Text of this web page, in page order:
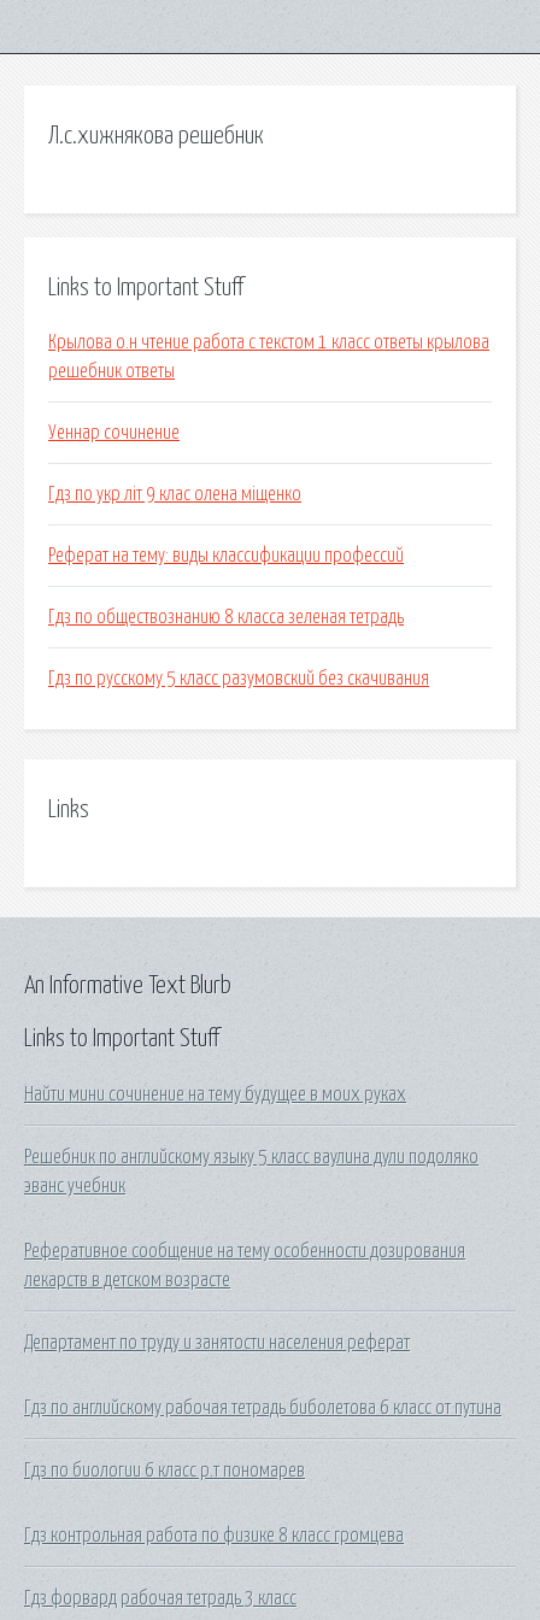
Л.с.хижнякова решебник
Links to Important Stuff
Крылова о.н чтение работа с текстом 1 класс ответы крылова
решебник ответы
Уеннар сочинение
Гдз по укр літ 9 клас олена міщенко
Реферат на тему: виды классификации профессий
Гдз по обществознанию 8 класса зеленая тетрадь
Гдз по русскому 5 класс разумовский без скачивания
Links
Links to Important Stuff
Найти мини сочинение на тему будущее в моих руках
Решебник по английскому языку 5 класс ваулина дули подоляко
эванс учебник
Реферативное сообщение на тему особенности дозирования
лекарств в детском возрасте
Департамент по труду и занятости населения реферат
Гдз по английскому рабочая тетрадь биболетова 6 класс от путина
Гдз по биологии 6 класс р.т пономарев
Гдз контрольная работа по физике 8 класс громцева
Гдз форвард рабочая тетрадь 3 класс
An Informative Text Blurb